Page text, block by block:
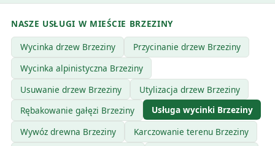
NASZE USŁUGI W MIEŚCIE BRZEZINY
Wycinka drzew Brzeziny
Przycinanie drzew Brzeziny
Wycinka alpinistyczna Brzeziny
Usuwanie drzew Brzeziny
Utylizacja drzew Brzeziny
Rębakowanie gałęzi Brzeziny
Usługa wycinki Brzeziny
Wywóz drewna Brzeziny
Karczowanie terenu Brzeziny